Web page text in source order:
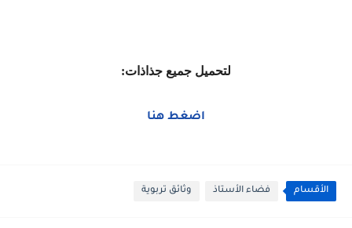
لتحميل جميع جذاذات:
اضغط هنا
الأقسام فضاء الأستاذ وثائق تربوية